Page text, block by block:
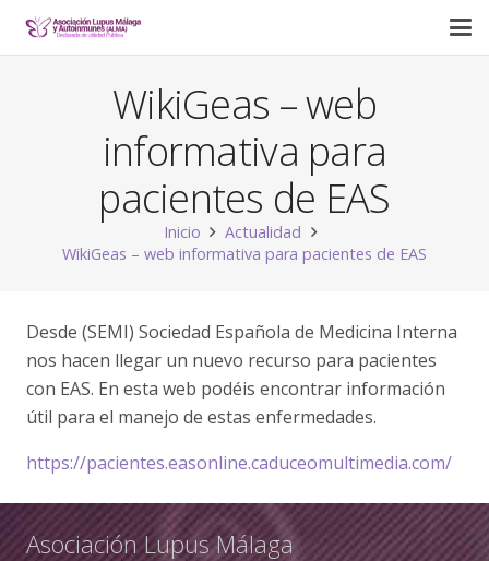
WikiGeas – web
informativa para
pacientes de EAS
Inicio
Actualidad
WikiGeas – web informativa para pacientes de EAS
Desde (SEMI) Sociedad Española de Medicina Interna
nos hacen llegar un nuevo recurso para pacientes
con EAS. En esta web podéis encontrar información
útil para el manejo de estas enfermedades.
https://pacientes.easonline.caduceomultimedia.com/
Asociación Lupus Málaga